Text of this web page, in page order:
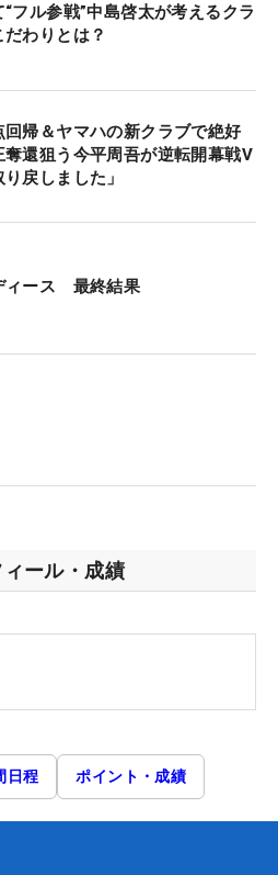
フル参戦”中島啓太が考えるクラ
わりとは？
回帰＆ヤマハの新クラブで絶好
還狙う今平周吾が逆転開幕戦V
り戻しました」
ィース 最終結果
ール・成績
日程 ポイント・成績